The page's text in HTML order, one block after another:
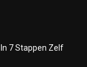
7 Stappen Zelf